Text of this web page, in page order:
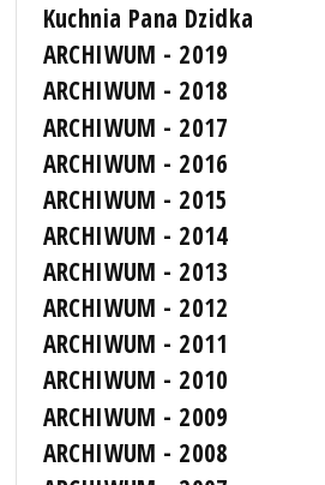
Kuchnia Pana Dzidka
ARCHIWUM - 2019
ARCHIWUM - 2018
ARCHIWUM - 2017
ARCHIWUM - 2016
ARCHIWUM - 2015
ARCHIWUM - 2014
ARCHIWUM - 2013
ARCHIWUM - 2012
ARCHIWUM - 2011
ARCHIWUM - 2010
ARCHIWUM - 2009
ARCHIWUM - 2008